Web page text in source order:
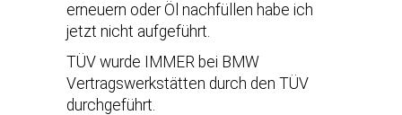
erneuern oder Öl nachfüllen habe ich
jetzt nicht aufgeführt.
TÜV wurde IMMER bei BMW
Vertragswerkstätten durch den TÜV
durchgeführt.